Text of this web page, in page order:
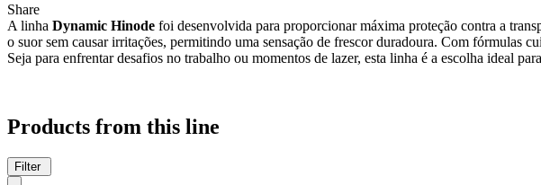
Share
A linha Dynamic Hinode foi desenvolvida para proporcionar máxima proteção contra a
o suor sem causar irritações, permitindo uma sensação de frescor duradoura. Com fórmulas
Seja para enfrentar desafios no trabalho ou momentos de lazer, esta linha é a escolha ideal
Products from this line
Filter